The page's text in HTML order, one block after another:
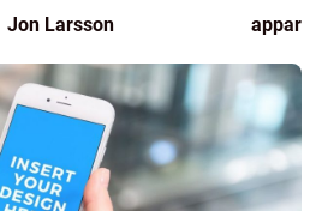
Jon Larsson appar